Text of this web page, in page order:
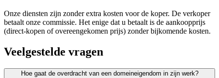
Onze diensten zijn zonder extra kosten voor de koper. De verkoper
betaalt onze commissie. Het enige dat u betaalt is de aankoopprijs
(direct-kopen of overeengekomen prijs) zonder bijkomende kosten.
Veelgestelde vragen
Hoe gaat de overdracht van een domeineigendom in zijn werk?